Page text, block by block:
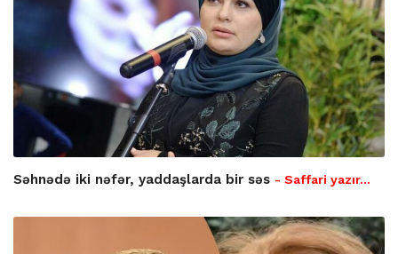
Səhnədə iki nəfər, yaddaşlarda bir səs - Saffari yazır…